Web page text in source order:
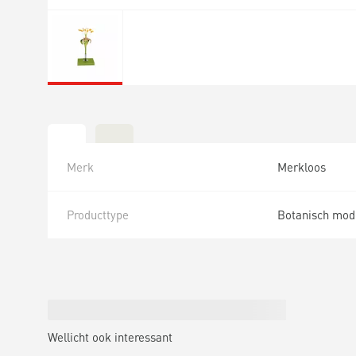
Merk Merkloos
Producttype Botanisch
Wellicht ook interessant